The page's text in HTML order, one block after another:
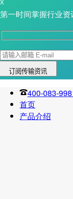
X
第一时间掌握行业资
400-083-
首页
产品介绍